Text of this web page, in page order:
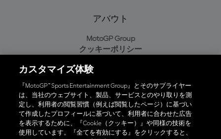
アバウト
MotoGP Group
クッキーポリシー
プライバシーポリシー
購入ポリシー
オフィシャルアプリ
カスタマイズ体験
『MotoGP™ Sports Entertainment Group』とそのサプライヤー
は、当社のウェブサイト、製品、サービスとのやり取りを測
定し、利用者の閲覧習慣（例えば閲覧したページ）に基づい
て作成したプロフィールに基づいて、利用者に合わせた広告
を表示するために、『Cookie（クッキー）』や同様の技術を
使用しています。『全てを有効にする』をクリックすると、